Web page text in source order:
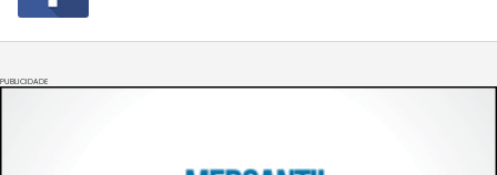
PUBLICIDADE